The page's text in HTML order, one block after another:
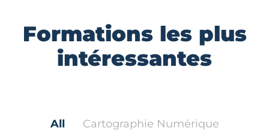
Formations les plus
intéressantes
All Cartographie Numérique